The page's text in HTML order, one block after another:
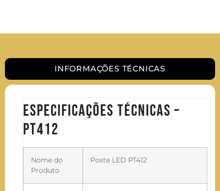
INFORMAÇÕES TÉCNICAS
Especificações Técnicas –
PT412
Nome do
Produto
Poste LED PT412